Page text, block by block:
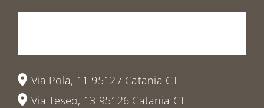
Via Pola, 11 95127 Catania CT
Via Teseo, 13 95126 Catania CT